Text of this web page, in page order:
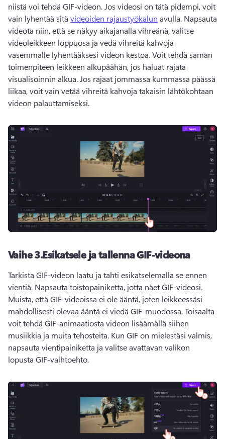
niistä voi tehdä GIF-videon. Jos videosi on tätä pidempi, voit
vain lyhentää sitä videoiden rajaustyökalun avulla. Napsauta
videota niin, että se näkyy aikajanalla vihreänä, valitse
videoleikkeen loppuosa ja vedä vihreitä kahvoja
vasemmalle lyhentääksesi videon kestoa. Voit tehdä saman
toimenpiteen leikkeen alkupäähän, jos haluat rajata
visualisoinnin alkua. Jos rajaat jommassa kummassa päässä
liikaa, voit vain vetää vihreitä kahvoja takaisin lähtökohtaan
videon palauttamiseksi.
Vaihe 3.Esikatsele ja tallenna GIF-videona
Tarkista GIF-videon laatu ja tahti esikatselemalla se ennen
vientiä.
Muista, että GIF-videoissa ei ole ääntä, joten leikkeessäsi
mahdollisesti olevaa ääntä ei viedä GIF-muodossa. Toisaalta
voit tehdä GIF-animaatiosta videon lisäämällä siihen
musiikkia ja muita tehosteita. Kun GIF on mielestäsi valmis,
napsauta vientipainiketta ja valitse avattavan valikon
lopusta GIF-vaihtoehto.